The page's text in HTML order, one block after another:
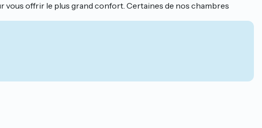
vous offrir le plus grand confort. Certaines de nos chambres